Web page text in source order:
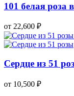
101 белая роза
от 22,600 ₽
Сердце из 51
от 10,500 ₽